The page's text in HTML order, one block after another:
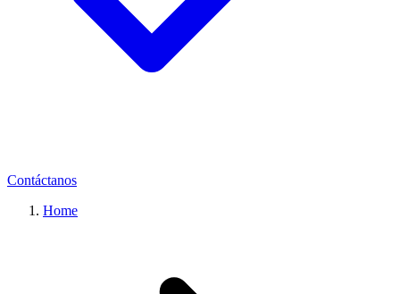
Contáctanos
Home